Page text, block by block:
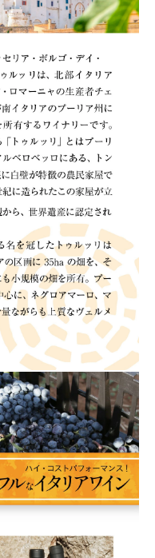
す。
(必
須)
セット内容を切り替える
品との同梱はいたしか
イ」は使用できません。
できません。
(必
須)
せん。領収書は購入履歴
る